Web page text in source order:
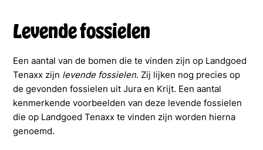
Levende fossielen
Een aantal van de bomen die te vinden zijn op Landgoed
Tenaxx zijn levende fossielen. Zij lijken nog precies op
de gevonden fossielen uit Jura en Krijt. Een aantal
kenmerkende voorbeelden van deze levende fossielen
die op Landgoed Tenaxx te vinden zijn worden hierna
genoemd.